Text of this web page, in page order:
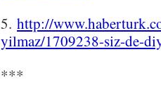
5. http://
yilmaz/1709238-siz-de-
***